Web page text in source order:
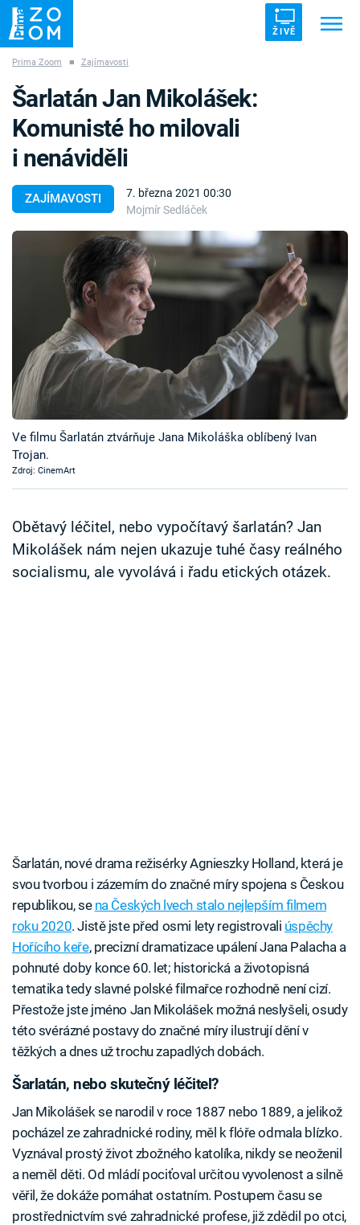
ŽIVĚ
ZÁHADY VETŘELCI DÁVNOVĚKU
Témata
Témata
Pořady
TV Program
Časopis
Sledujte prima+
Přihlášení
Sledujte nás
Prima Zoom ■ Zajímavosti
ZAJÍMAVOSTI
7. března 2021 00:30
Mojmír Sedláček
Šarlatán Jan Mikolášek:
Komunisté ho milovali
i nenáviděli
Ve filmu Šarlatán ztvárňuje Jana Mikoláška oblíbený Ivan
Trojan.
Zdroj: CinemArt
Obětavý léčitel, nebo vypočítavý šarlatán? Jan
Mikolášek nám nejen ukazuje tuhé časy reálného
socialismu, ale vyvolává i řadu etických otázek.
Šarlatán, nové drama režisérky Agnieszky Holland, která je
svou tvorbou i zázemím do značné míry spojena s Českou
republikou, se na Českých lvech stalo nejlepším filmem
roku 2020. Jistě jste před osmi lety registrovali úspěchy
Hořícího keře, precizní dramatizace upálení Jana Palacha a
pohnuté doby konce 60. let; historická a životopisná
tematika tedy slavné polské filmařce rozhodně není cizí.
Přestože jste jméno Jan Mikolášek možná neslyšeli, osudy
této svérázné postavy do značné míry ilustrují dění v
těžkých a dnes už trochu zapadlých dobách.
Šarlatán, nebo skutečný léčitel?
Jan Mikolášek se narodil v roce 1887 nebo 1889, a jelikož
pocházel ze zahradnické rodiny, měl k flóře odmala blízko.
Vyznával prostý život zbožného katolíka, nikdy se neoženil
a neměl děti. Od mládí pociťoval určitou vyvolenost a silně
věřil, že dokáže pomáhat ostatním. Postupem času se
prostřednictvím své zahradnické profese, již zdědil po otci,